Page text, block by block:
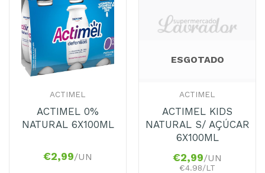
Adicionar
aos
Favoritos
ACTIMEL
ACTIMEL 0%
NATURAL 6X100ML
€2,99/UN
Favoritos
ESGOTADO
ACTIMEL
ACTIMEL KIDS
NATURAL S/ AÇÚCAR
6X100ML
€2,99/UN
€4.98/LT